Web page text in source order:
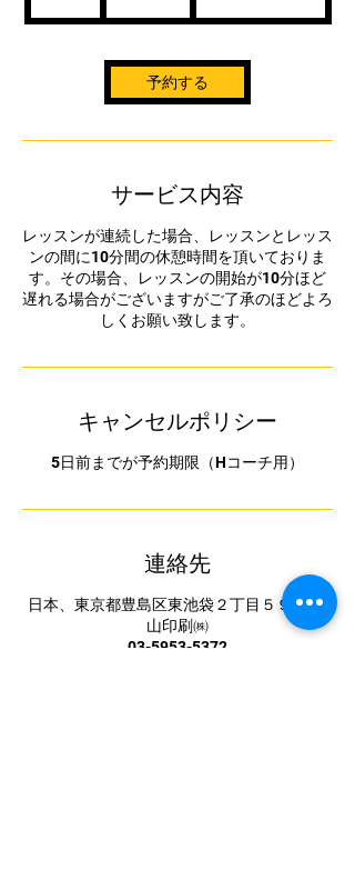
予約する
サービス内容
レッスンが連続した場合、レッスンとレッス
ンの間に10分間の休憩時間を頂いておりま
す。その場合、レッスンの開始が10分ほど
遅れる場合がございますがご了承のほどよろ
しくお願い致します。
キャンセルポリシー
5日前までが予約期限（Hコーチ用）
連絡先
日本、東京都豊島区東池袋２丁目５９−7 松
山印刷㈱
03-5953-5372